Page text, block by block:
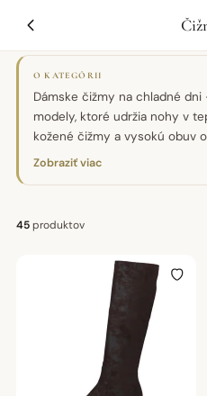
O KATEGÓRII
Dámske čižmy na chladné
modely, ktoré udržia nohy v
kožené čižmy a vysokú obuv
Caprice, s pohodlnou
Zobraziť viac
45produktov